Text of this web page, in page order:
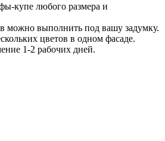
купе любого размера и
можно выполнить под вашу задумку.
цветов в одном фасаде.
1-2 рабочих дней.